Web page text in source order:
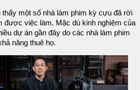
thấy một số nhà làm phim kỳ cựu đã rời
được việc làm. Mặc dù kinh nghiệm của
dự án gần đây do các nhà làm phim
năng thuê họ.